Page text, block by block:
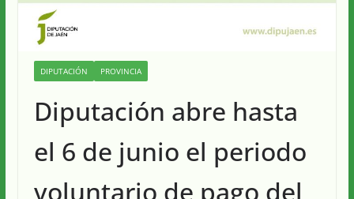
DIPUTACIÓN PROVINCIA
Diputación abre hasta
el 6 de junio el periodo
voluntario de pago del